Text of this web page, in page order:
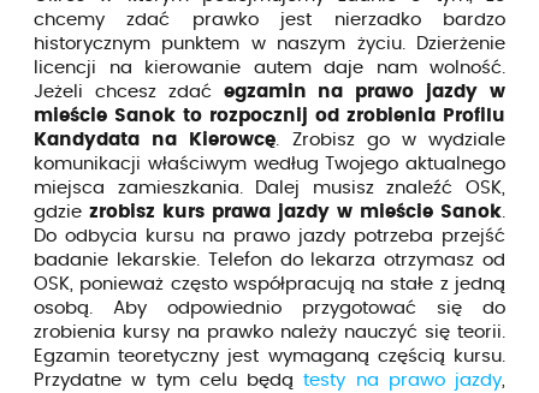
chcemy zdać prawko jest nierzadko bardzo
historycznym punktem w naszym życiu. Dzierżenie
licencji na kierowanie autem daje nam wolność.
Jeżeli chcesz zdać egzamin na prawo jazdy w
mieście Sanok to rozpocznij od zrobienia Profilu
Kandydata na Kierowcę . Zrobisz go w wydziale
komunikacji właściwym według Twojego aktualnego
miejsca zamieszkania. Dalej musisz znaleźć OSK,
gdzie zrobisz kurs prawa jazdy w mieście Sanok
Do odbycia kursu na prawo jazdy potrzeba przejść
badanie lekarskie. Telefon do lekarza otrzymasz od
OSK, ponieważ często współpracują na stałe z jedną
osobą. Aby odpowiednio przygotować się do
zrobienia kursy na prawko należy nauczyć się teorii.
Egzamin teoretyczny jest wymaganą częścią kursu.
Przydatne w tym celu będątesty na prawo jazdy